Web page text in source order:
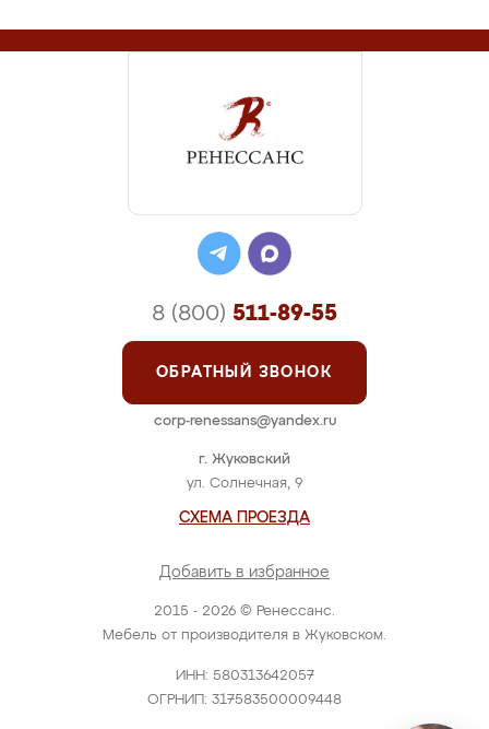
2015 - 2026 © Ренессанс.
Мебель от производителя в Жуковском.
ИНН: 580313642057
ОГРНИП: 317583500009448
г. Жуковский
ул. Солнечная, 9
СХЕМА ПРОЕЗДА
Добавить в избранное
8 (800) 511-89-55
ОБРАТНЫЙ ЗВОНОК
corp-renessans@yandex.ru